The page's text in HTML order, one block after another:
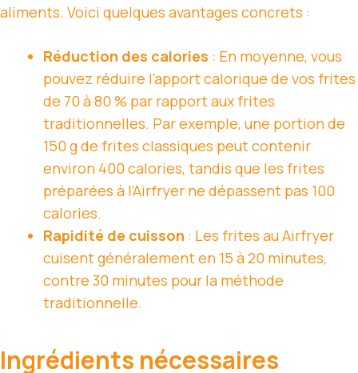
aliments. Voici quelques avantages concrets :
Réduction des calories : En moyenne, vous
pouvez réduire l’apport calorique de vos frites
de 70 à 80 % par rapport aux frites
traditionnelles. Par exemple, une portion de
150 g de frites classiques peut contenir
environ 400 calories, tandis que les frites
préparées à l’Airfryer ne dépassent pas 100
calories.
Rapidité de cuisson : Les frites au Airfryer
cuisent généralement en 15 à 20 minutes,
contre 30 minutes pour la méthode
traditionnelle.
Ingrédients nécessaires